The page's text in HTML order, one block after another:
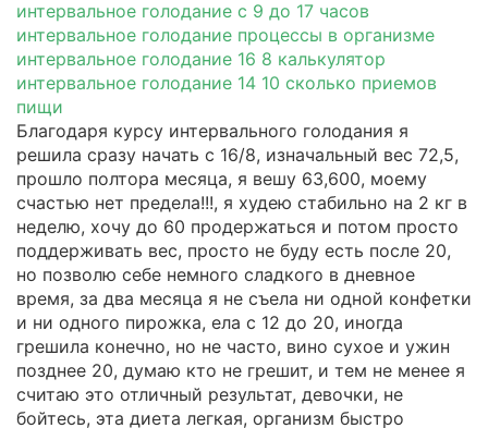
интервальное голодание с 9 до 17 часов
интервальное голодание процессы в организме
интервальное голодание 16 8 калькулятор
интервальное голодание 14 10 сколько приемов
пищи
Благодаря курсу интервального голодания я
решила сразу начать с 16/8, изначальный вес 72,5,
прошло полтора месяца, я вешу 63,600, моему
счастью нет предела!!!, я худею стабильно на 2 кг в
неделю, хочу до 60 продержаться и потом просто
поддерживать вес, просто не буду есть после 20,
но позволю себе немного сладкого в дневное
время, за два месяца я не съела ни одной конфетки
и ни одного пирожка, ела с 12 до 20, иногда
грешила конечно, но не часто, вино сухое и ужин
позднее 20, думаю кто не грешит, и тем не менее я
считаю это отличный результат, девочки, не
бойтесь, эта диета легкая, организм быстро